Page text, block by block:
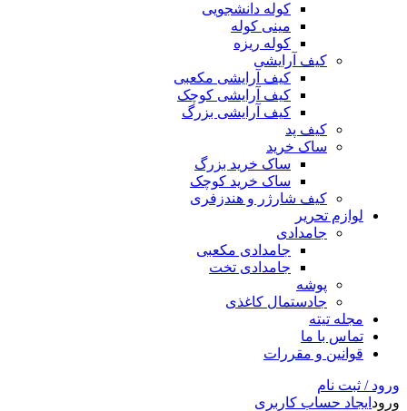
کوله دانشجویی
مینی کوله
کوله ریزه
کیف آرایشی
کیف آرایشی مکعبی
کیف آرایشی کوچک
کیف آرایشی بزرگ
کیف پد
ساک خرید
ساک خرید بزرگ
ساک خرید کوچک
کیف شارژر و هندزفری
لوازم تحریر
جامدادی
جامدادی مکعبی
جامدادی تخت
پوشه
جادستمال کاغذی
مجله تیته
تماس با ما
قوانین و مقررات
ورود / ثبت نام
ورود ایجاد حساب کاربری